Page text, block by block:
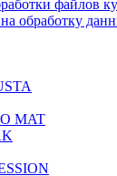
файлов
обработку
MAT